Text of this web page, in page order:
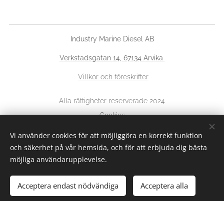
Lägg i kundvagnen
Industry Marine Diesel AB
Verkstadsgatan 14, 67134 Arvika
Villkor och föreskrifter
Alla rättigheter reserverade 2024
Cookies
Språk
Svenska
English
Vi använder cookies för att möjliggöra en korrekt funktion
och säkerhet på vår hemsida, och för att erbjuda dig bästa
möjliga användarupplevelse.
Acceptera endast nödvändiga Acceptera alla